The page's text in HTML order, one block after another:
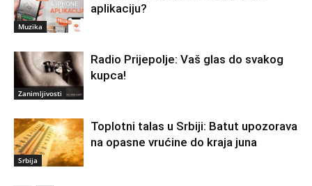
Muzika
aplikaciju?
Zanimljivosti
Radio Prijepolje: Vaš glas do svakog
kupca!
Srbija
Toplotni talas u Srbiji: Batut upozorava
na opasne vrućine do kraja juna